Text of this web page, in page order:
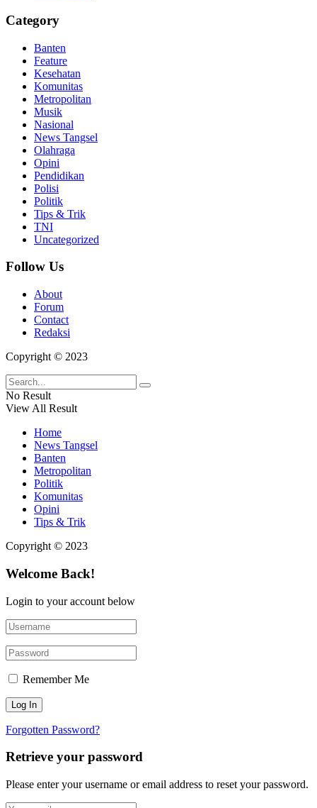
Category
Banten
Feature
Kesehatan
Komunitas
Metropolitan
Musik
Nasional
News Tangsel
Olahraga
Opini
Pendidikan
Polisi
Politik
Tips & Trik
TNI
Uncategorized
Follow Us
About
Forum
Contact
Redaksi
Copyright © 2023
No Result
View All Result
Home
News Tangsel
Banten
Metropolitan
Politik
Komunitas
Opini
Tips & Trik
Copyright © 2023
Welcome Back!
Login to your account below
Remember Me
Forgotten Password?
Retrieve your password
Please enter your username or email address to reset your password.